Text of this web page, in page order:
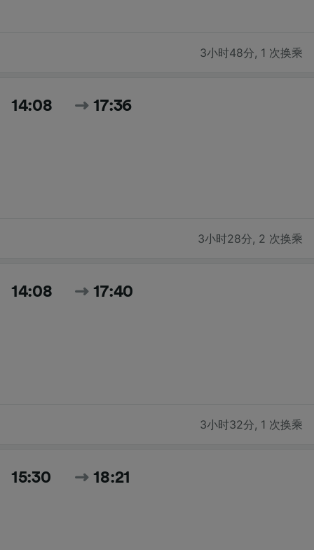
3小时48分, 1 次换乘
14:08 17:36
3小时28分, 2 次换乘
14:08 17:40
3小时32分, 1 次换乘
15:30 18:21